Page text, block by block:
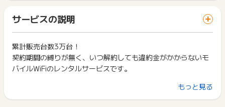
※法人プランで契約された場合
※1世帯2回以上の申込
※お電話または、お問合せフォーム経由で申し込みされた場合
※広告主発行のクーポンコードを使用したご注文の場合(他クー
ポンは対象)
※不備・不正・虚偽・重複・いたずら・キャンセル
※その他お申込内容に不備がある場合
・獲得予定ポイントに反映されない場合は申込みをした日から
90日以内
ト獲得ができません。
「 申込をしてポイントGET 」ボタンを押した時とサービス・
お買い物利用時で、デバイス・ブラウザが異なる場合はポイン
ト獲得ができません。
2回以上同じお買い物・サービスをご利用される場合は、毎回
ポイントタウンに戻り、「 申込をしてポイントGET 」ボタン
を押してからご利用ください。
下記の事項に該当する場合、広告主側で対象外とみなし、「獲
一部のサービスにつきましては、1商品につき10円単位の金額
は切り捨てとなります。
ポイント獲得が1ポイント未満のものは切り捨てとなり、ポイ
ント履歴には記載されません。
原則として広告主側のポイント等を利用して支払われた金額分
につきましては、ポイントタウンのポイント獲得の対象には含
まれません。
広告主が運営しているサービスの都合もしくは会員様の都合で
商品の交換や一部でもキャンセルされた場合、ポイントが無効
になる可能性もございます。
サービスの説明
累計販売台数3万台！
契約期間の縛りが無く、いつ解約しても違約金がかからないモ
バイルWiFiのレンタルサービスです。
10GB〜100GBまでの豊富なプランがあり、足りなくなったら
データチャージも可能。
もっと見る